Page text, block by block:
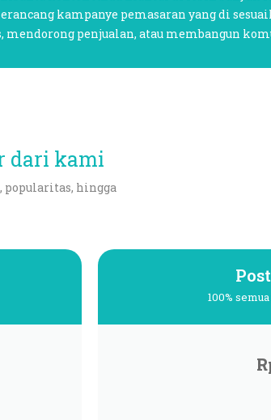
kampanye pemasaran yang di
penjualan, atau membangun
dari kami
hingga
100%